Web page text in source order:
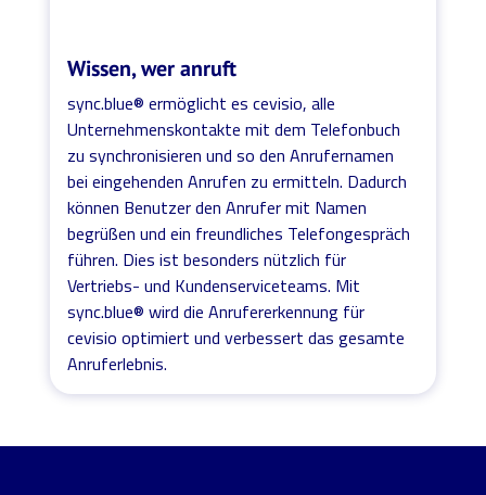
Wissen, wer anruft
sync.blue® ermöglicht es cevisio, alle
Unternehmenskontakte mit dem Telefonbuch
zu synchronisieren und so den Anrufernamen
bei eingehenden Anrufen zu ermitteln. Dadurch
können Benutzer den Anrufer mit Namen
begrüßen und ein freundliches Telefongespräch
führen. Dies ist besonders nützlich für
Vertriebs- und Kundenserviceteams. Mit
sync.blue® wird die Anrufererkennung für
cevisio optimiert und verbessert das gesamte
Anruferlebnis.